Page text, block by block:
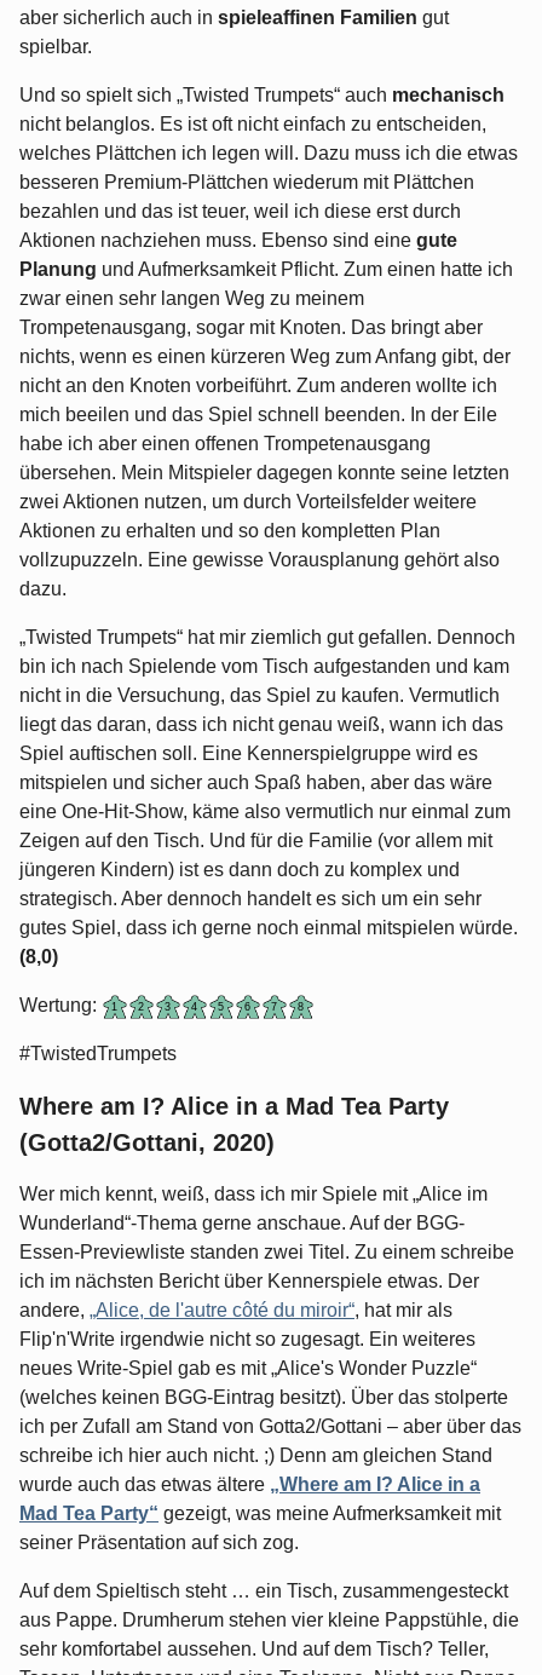
aber sicherlich auch in spieleaffinen Familien gut
spielbar.
Und so spielt sich „Twisted Trumpets“ auch mechanisch
nicht belanglos. Es ist oft nicht einfach zu entscheiden,
welches Plättchen ich legen will. Dazu muss ich die etwas
besseren Premium-Plättchen wiederum mit Plättchen
bezahlen und das ist teuer, weil ich diese erst durch
Aktionen nachziehen muss. Ebenso sind eine gute
Planung und Aufmerksamkeit Pflicht. Zum einen hatte ich
zwar einen sehr langen Weg zu meinem
Trompetenausgang, sogar mit Knoten. Das bringt aber
nichts, wenn es einen kürzeren Weg zum Anfang gibt, der
nicht an den Knoten vorbeiführt. Zum anderen wollte ich
mich beeilen und das Spiel schnell beenden. In der Eile
habe ich aber einen offenen Trompetenausgang
übersehen. Mein Mitspieler dagegen konnte seine letzten
zwei Aktionen nutzen, um durch Vorteilsfelder weitere
Aktionen zu erhalten und so den kompletten Plan
vollzupuzzeln. Eine gewisse Vorausplanung gehört also
dazu.
„Twisted Trumpets“ hat mir ziemlich gut gefallen. Dennoch
bin ich nach Spielende vom Tisch aufgestanden und kam
nicht in die Versuchung, das Spiel zu kaufen. Vermutlich
liegt das daran, dass ich nicht genau weiß, wann ich das
Spiel auftischen soll. Eine Kennerspielgruppe wird es
mitspielen und sicher auch Spaß haben, aber das wäre
eine One-Hit-Show, käme also vermutlich nur einmal zum
Zeigen auf den Tisch. Und für die Familie (vor allem mit
jüngeren Kindern) ist es dann doch zu komplex und
strategisch. Aber dennoch handelt es sich um ein sehr
gutes Spiel, dass ich gerne noch einmal mitspielen würde.
(8,0)
Wertung:
#TwistedTrumpets
Where am I? Alice in a Mad Tea Party
(Gotta2/Gottani, 2020)
Wer mich kennt, weiß, dass ich mir Spiele mit „Alice im
Wunderland“-Thema gerne anschaue. Auf der BGG-
Essen-Previewliste standen zwei Titel. Zu einem schreibe
ich im nächsten Bericht über Kennerspiele etwas. Der
andere, „Alice, de l'autre côté du miroir“, hat mir als
Flip'n'Write irgendwie nicht so zugesagt. Ein weiteres
neues Write-Spiel gab es mit „Alice's Wonder Puzzle“
(welches keinen BGG-Eintrag besitzt). Über das stolperte
ich per Zufall am Stand von Gotta2/Gottani – aber über das
schreibe ich hier auch nicht. ;) Denn am gleichen Stand
wurde auch das etwas ältere „Where am I? Alice in a
Mad Tea Party“ gezeigt, was meine Aufmerksamkeit mit
seiner Präsentation auf sich zog.
Auf dem Spieltisch steht … ein Tisch, zusammengesteckt
aus Pappe. Drumherum stehen vier kleine Pappstühle, die
sehr komfortabel aussehen. Und auf dem Tisch? Teller,